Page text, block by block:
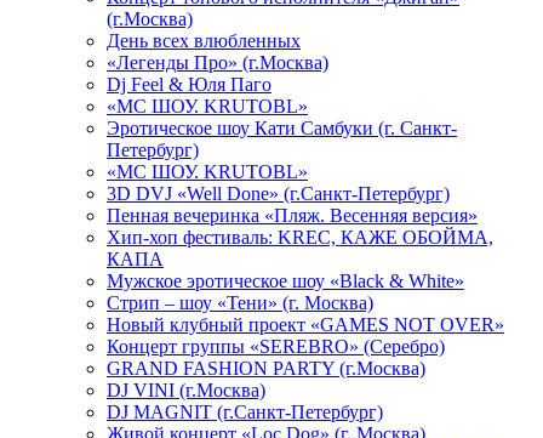
(г.Москва)
День всех влюбленных
«Легенды Про» (г.Москва)
Dj Feel & Юля Паго
«МС ШОУ. KRUTOBL»
Эротическое шоу Кати Самбуки (г. Санкт-
Петербург)
«МС ШОУ. KRUTOBL»
3D DVJ «Well Done» (г.Санкт-Петербург)
Пенная вечеринка «Пляж. Весенняя версия»
Хип-хоп фестиваль: KREC, КАЖЕ ОБОЙМА,
КАПА
Мужское эротическое шоу «Black & White»
Стрип – шоу «Тени» (г. Москва)
Новый клубный проект «GAMES NOT OVER»
Концерт группы «SEREBRO» (Серебро)
GRAND FASHION PARTY (г.Москва)
DJ VINI (г.Москва)
DJ MAGNIT (г.Санкт-Петербург)
Живой концерт «Loc Dog» (г. Москва)